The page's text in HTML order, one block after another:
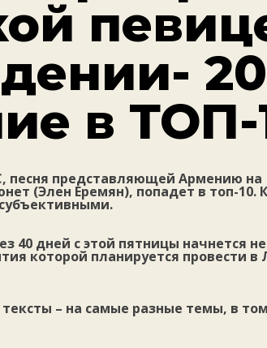
в ТОП-
песня представляющей Армению на
(Элен Еремян), попадет в топ-10.
40 дней с этой пятницы начнется
которой планируется провести в
– на самые разные темы, в